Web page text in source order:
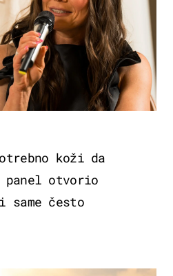
koži da
panel otvorio
često